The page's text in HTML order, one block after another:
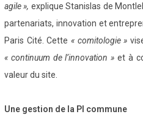
agile », explique Stanislas de
partenariats, innovation et
Paris Cité. Cette « comitologie »
« continuum de l’innovation » et à
valeur du site.
Une gestion de la PI commune